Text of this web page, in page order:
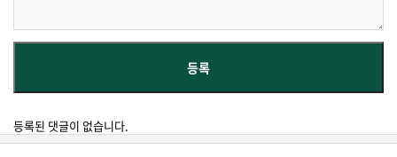
등록된 댓글이 없습니다.